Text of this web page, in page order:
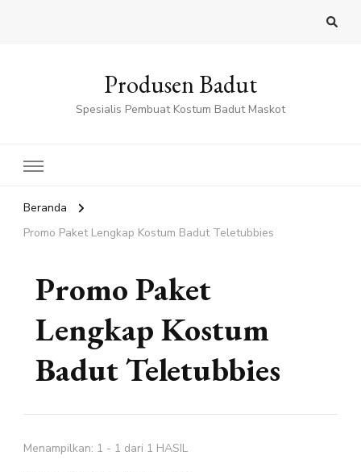
Produsen Badut
Spesialis Pembuat Kostum Badut Maskot
Beranda
Promo Paket Lengkap Kostum Badut Teletubbies
Promo Paket
Lengkap Kostum
Badut Teletubbies
Menampilkan: 1 - 1 dari 1 HASIL